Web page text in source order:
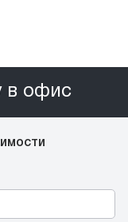
в офис